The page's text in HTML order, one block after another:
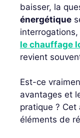
baisser, la
énergétique
le chauffage
revient
Est-ce
avantages et
pratique ?
éléments de